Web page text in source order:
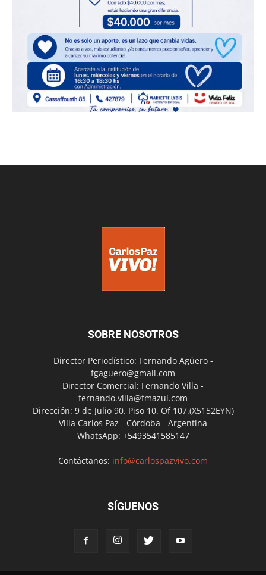
SOBRE NOSOTROS
Director Periodístico: Fernando Agüero -
fgaguero@gmail.com
Director Comercial: Fernando Villa -
fernando.villa@fmazul.com
Dirección: 9 de Julio 90. Piso 10. Of 107.(X5152EYN)
Villa Carlos Paz - Córdoba - Argentina
WhatsApp: +5493541585147
Contáctanos: info@carlospazvivo.com
SÍGUENOS